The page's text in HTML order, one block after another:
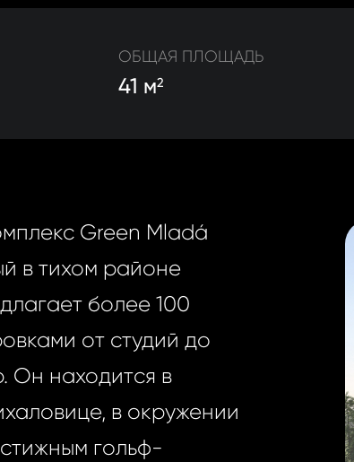
ОБЩАЯ ПЛОЩАДЬ
41 м2
Green Mladá
в тихом районе
более 100
от студий до
Он находится в
в окружении
гольф-